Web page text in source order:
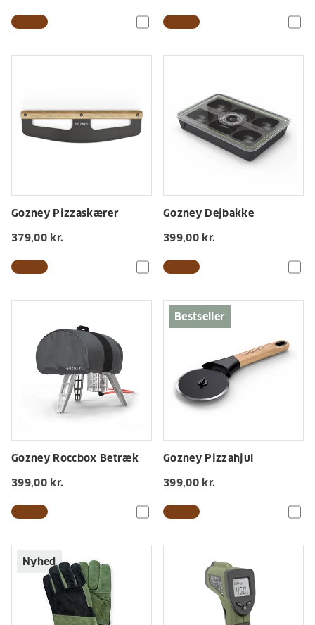
Gozney Pizzaskærer
379,00 kr.
Gozney Dejbakke
399,00 kr.
Gozney Roccbox Betræk
399,00 kr.
Bestseller
Gozney Pizzahjul
399,00 kr.
Nyhed